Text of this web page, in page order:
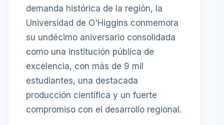
demanda histórica de la región, la
Universidad de O'Higgins conmemora
su undécimo aniversario consolidada
como una institución pública de
excelencia, con más de 9 mil
estudiantes, una destacada
producción científica y un fuerte
compromiso con el desarrollo regional.